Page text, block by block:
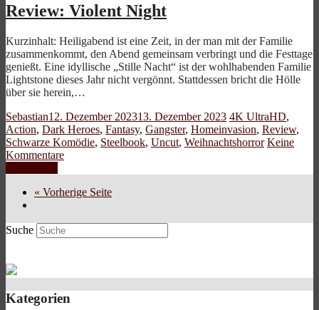
Review: Violent Night
Kurzinhalt: Heiligabend ist eine Zeit, in der man mit der Familie
zusammenkommt, den Abend gemeinsam verbringt und die Festtage
genießt. Eine idyllische „Stille Nacht“ ist der wohlhabenden Familie
Lightstone dieses Jahr nicht vergönnt. Stattdessen bricht die Hölle
über sie herein,…
Sebastian12. Dezember 202313. Dezember 2023 4K UltraHD,
Action, Dark Heroes, Fantasy, Gangster, Homeinvasion, Review,
Schwarze Komödie, Steelbook, Uncut, Weihnachtshorror Keine
Kommentare
« Vorherige Seite
Suche
Kategorien